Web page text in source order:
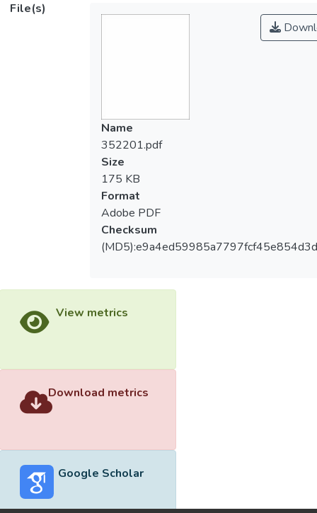
File(s)
Name
352201.pdf
Size
175 KB
Format
Adobe PDF
Checksum
View metrics
Download metrics
Google Scholar